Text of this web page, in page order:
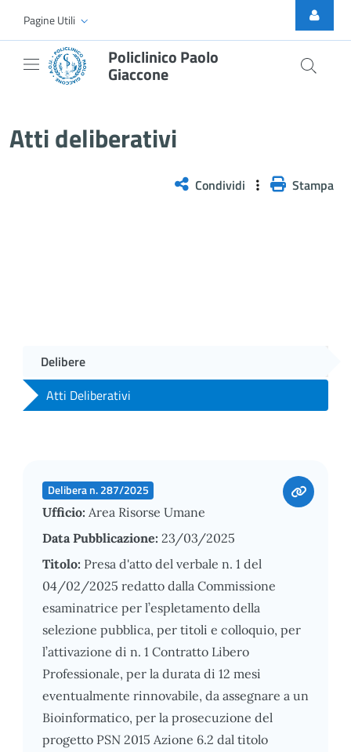
Skip to Main Content
Pagine Utili
Policlinico Paolo
Giaccone
Atti deliberativi
Condividi Stampa
Delibere
Atti Deliberativi
Delibera n. 287/2025
Ufficio: Area Risorse Umane
Data Pubblicazione: 23/03/2025
Titolo: Presa d'atto del verbale n. 1 del
04/02/2025 redatto dalla Commissione
esaminatrice per l’espletamento della
selezione pubblica, per titoli e colloquio, per
l’attivazione di n. 1 Contratto Libero
Professionale, per la durata di 12 mesi
eventualmente rinnovabile, da assegnare a un
Bioinformatico, per la prosecuzione del
progetto PSN 2015 Azione 6.2 dal titolo